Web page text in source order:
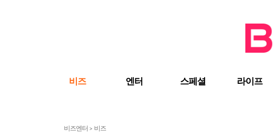
비즈 엔터 스페셜 라이프
비즈엔터 > 비즈